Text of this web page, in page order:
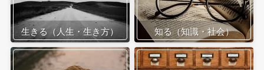
生きる（人生・生き方） 知る（知識・社会）